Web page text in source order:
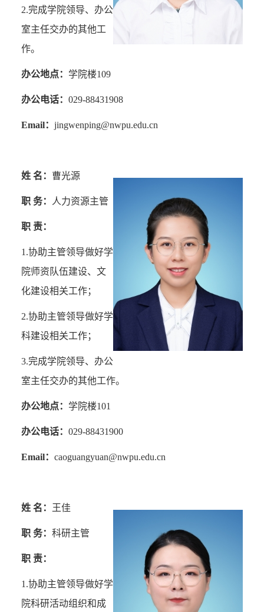
2.完成学院领导、办公
室主任交办的其他工
作。
办公地点： 学院楼109
办公电话： 029-88431908
Email： jingwenping@nwpu.edu.cn
姓 名： 曹光源
职 务： 人力资源主管
职 责：
1.协助主管领导做好学
院师资队伍建设、文
化建设相关工作；
2.协助主管领导做好学
科建设相关工作；
3.完成学院领导、办公
室主任交办的其他工作。
办公地点： 学院楼101
办公电话： 029-88431900
Email： caoguangyuan@nwpu.edu.cn
姓 名： 王佳
职 务： 科研主管
职 责：
1.协助主管领导做好学
院科研活动组织和成